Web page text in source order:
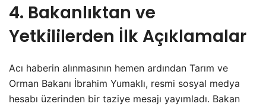
4. Bakanlıktan ve
Yetkililerden İlk Açıklamalar
Acı haberin alınmasının hemen ardından Tarım ve
Orman Bakanı İbrahim Yumaklı, resmi sosyal medya
hesabı üzerinden bir taziye mesajı yayımladı. Bakan